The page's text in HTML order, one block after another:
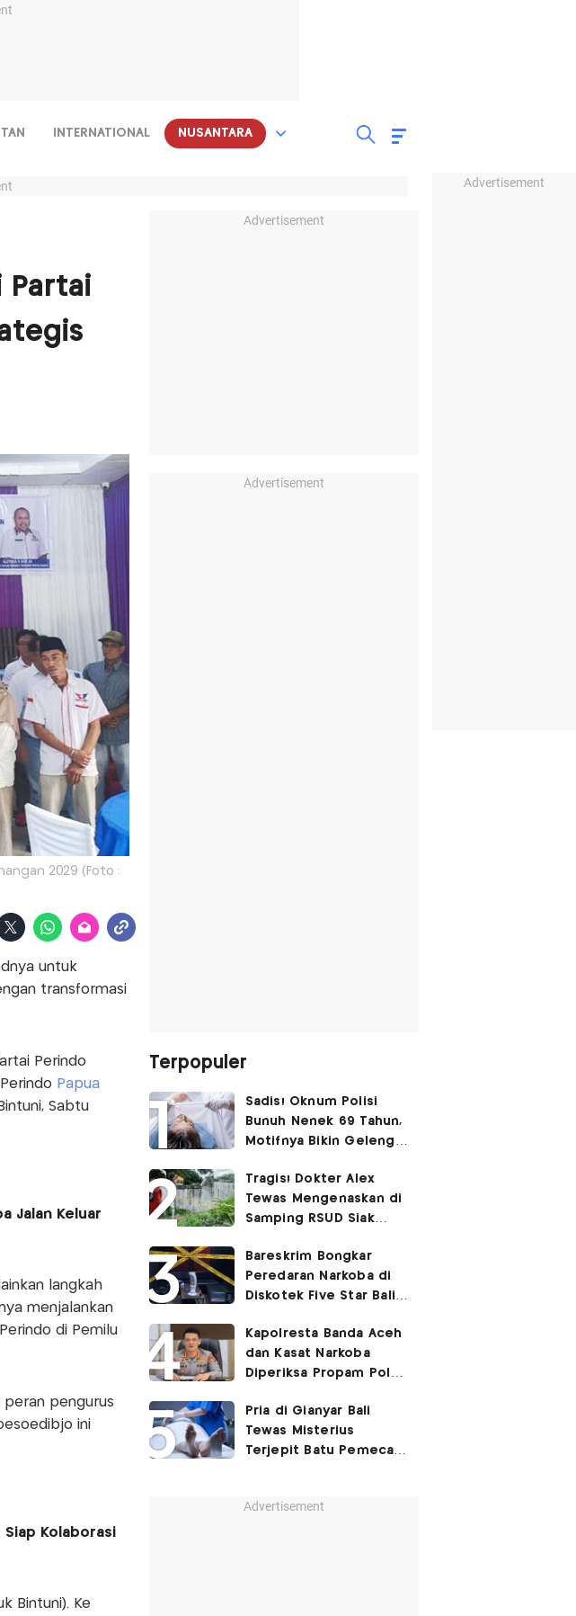
Advertisement
INTERNATIONAL NUSANTARA
Partai
2029 (Foto :
untuk
transformasi
Perindo
Papua
Sabtu
Jalan Keluar
langkah
menjalankan
di Pemilu
peran pengurus
ini
Kolaborasi
Bintuni). Ke
Advertisement
Advertisement
Terpopuler
Sadis! Oknum Polisi
Bunuh Nenek 69 Tahun,
Motifnya Bikin Geleng
Tragis! Dokter Alex
Tewas Mengenaskan di
Samping RSUD Siak
Rocuronium
Bareskrim Bongkar
Peredaran Narkoba di
Diskotek Five Star Bali,
Kapolresta Banda Aceh
dan Kasat Narkoba
Diperiksa Propam Polri,
Pria di Gianyar Bali
Tewas Misterius
Terjepit Batu Pemecah
Advertisement